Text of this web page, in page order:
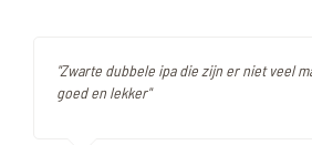
"Zwarte dubbele ipa die zijn er niet veel
goed en lekker"